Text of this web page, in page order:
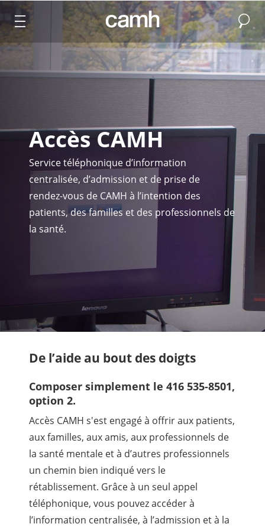
CAMH logo
Accès CAMH
Service téléphonique d’information
centralisée, d’admission et de prise de
rendez-vous de CAMH à l’intention des
patients, des familles et des professionnels de
la santé.
De l’aide au bout des doigts
Composer simplement le 416 535-8501,
option 2.
Accès CAMH s'est engagé à offrir aux patients,
aux familles, aux amis, aux professionnels de
la santé mentale et à d’autres professionnels
un chemin bien indiqué vers le
rétablissement. Grâce à un seul appel
téléphonique, vous pouvez accéder à
l’information centralisée, à l’admission et à la